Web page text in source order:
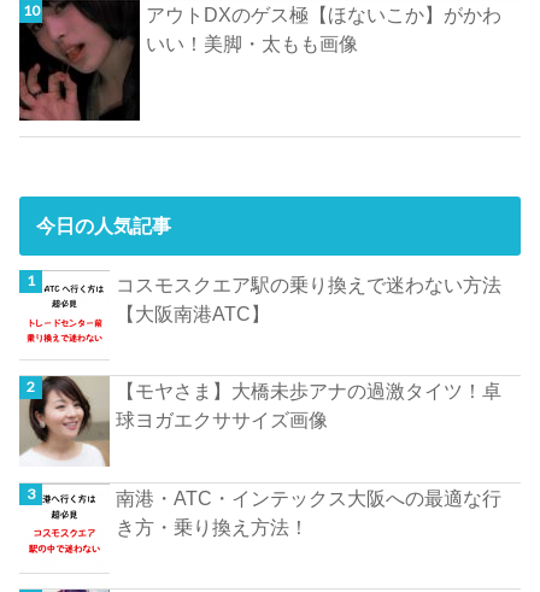
アウトDXのゲス極【ほないこか】がかわ
いい！美脚・太もも画像
今日の人気記事
コスモスクエア駅の乗り換えで迷わない方法
【大阪南港ATC】
【モヤさま】大橋未歩アナの過激タイツ！卓
球ヨガエクササイズ画像
南港・ATC・インテックス大阪への最適な行
き方・乗り換え方法！